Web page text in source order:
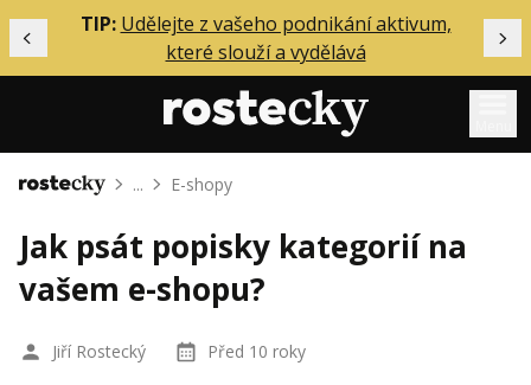
Předchozí
TIP: Udělejte z vašeho podnikání aktivum,
které slouží a vydělává
Mentoring
Podcasty
Solo
Inzerce
Domů ... E-shopy
Jak psát popisky kategorií na
vašem e-shopu?
Jiří Rostecký Před 10 roky